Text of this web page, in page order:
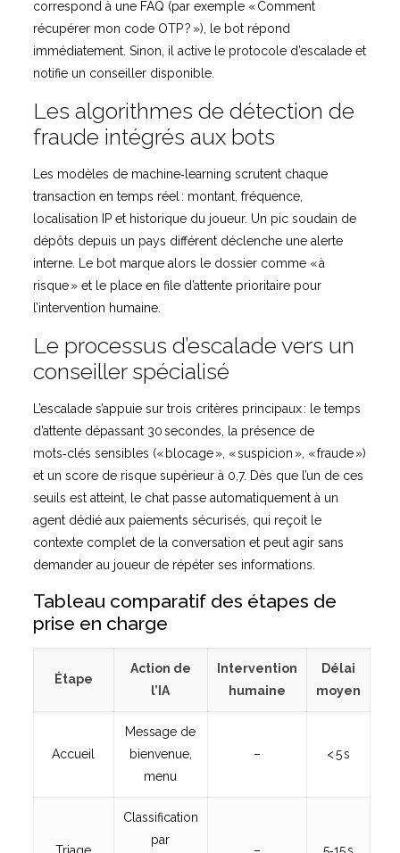
correspond à une FAQ (par exemple « Comment
récupérer mon code OTP ? »), le bot répond
immédiatement. Sinon, il active le protocole d’escalade et
notifie un conseiller disponible.
Les algorithmes de détection de
fraude intégrés aux bots
Les modèles de machine‑learning scrutent chaque
transaction en temps réel : montant, fréquence,
localisation IP et historique du joueur. Un pic soudain de
dépôts depuis un pays différent déclenche une alerte
interne. Le bot marque alors le dossier comme « à
risque » et le place en file d’attente prioritaire pour
l’intervention humaine.
Le processus d’escalade vers un
conseiller spécialisé
L’escalade s’appuie sur trois critères principaux : le temps
d’attente dépassant 30 secondes, la présence de
mots‑clés sensibles (« blocage », « suspicion », « fraude »)
et un score de risque supérieur à 0,7. Dès que l’un de ces
seuils est atteint, le chat passe automatiquement à un
agent dédié aux paiements sécurisés, qui reçoit le
contexte complet de la conversation et peut agir sans
demander au joueur de répéter ses informations.
Tableau comparatif des étapes de
prise en charge
Étape
Action de
l’IA
Intervention
humaine
Délai
moyen
Accueil
Message de
bienvenue,
menu
– < 5 s
Classification
par